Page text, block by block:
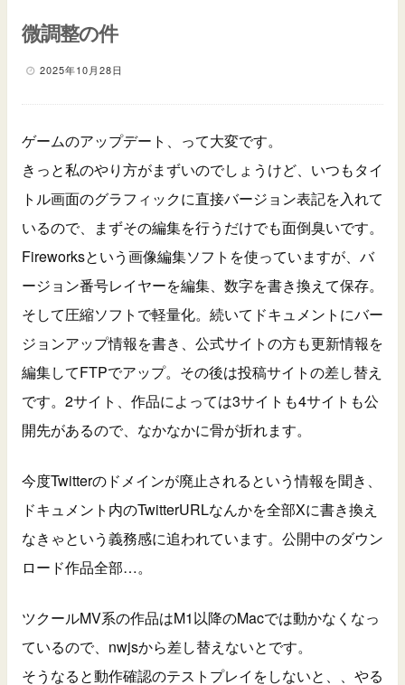
微調整の件
2025年10月28日
ゲームのアップデート、って大変です。
きっと私のやり方がまずいのでしょうけど、いつもタイ
トル画面のグラフィックに直接バージョン表記を入れて
いるので、まずその編集を行うだけでも面倒臭いです。
Fireworksという画像編集ソフトを使っていますが、バ
ージョン番号レイヤーを編集、数字を書き換えて保存。
そして圧縮ソフトで軽量化。続いてドキュメントにバー
ジョンアップ情報を書き、公式サイトの方も更新情報を
編集してFTPでアップ。その後は投稿サイトの差し替え
です。2サイト、作品によっては3サイトも4サイトも公
開先があるので、なかなかに骨が折れます。
今度Twitterのドメインが廃止されるという情報を聞き、
ドキュメント内のTwitterURLなんかを全部Xに書き換え
なきゃという義務感に追われています。公開中のダウン
ロード作品全部…。
ツクールMV系の作品はM1以降のMacでは動かなくなっ
ているので、nwjsから差し替えないとです。
そうなると動作確認のテストプレイをしないと、、やる